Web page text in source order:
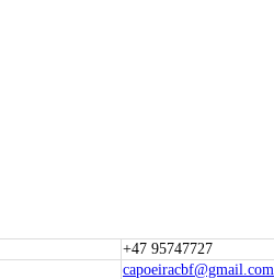
+47 95747727
capoeiracbf@gmail.com